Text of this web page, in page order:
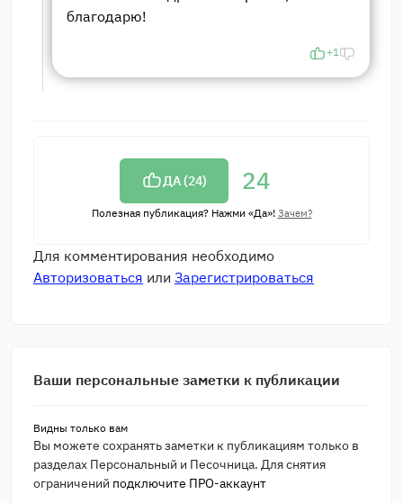
благодарю!
+1
ДА (24) 24
Полезная публикация? Нажми «Да»! Зачем?
Для комментирования необходимо
Авторизоваться или Зарегистрироваться
Ваши персональные заметки к публикации
Видны только вам
Вы можете сохранять заметки к публикациям только в
разделах Персональный и Песочница. Для снятия
ограничений подключите ПРО-аккаунт